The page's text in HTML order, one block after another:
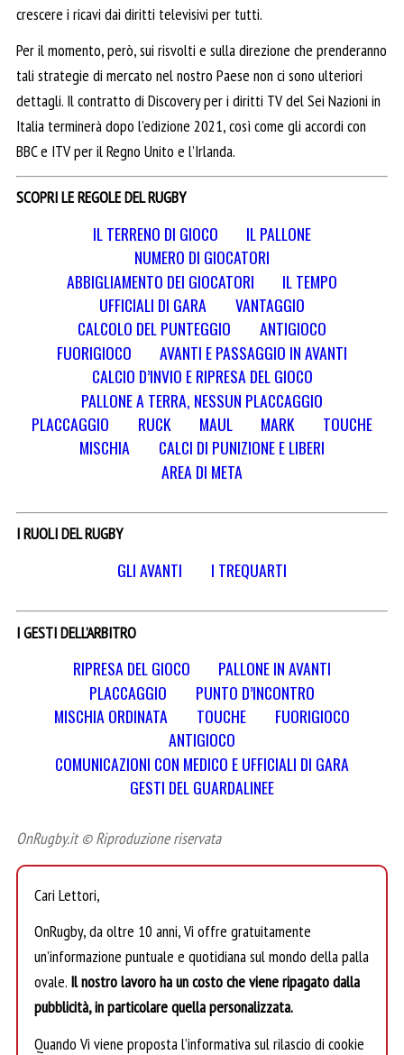
crescere i ricavi dai diritti televisivi per tutti.
Per il momento, però, sui risvolti e sulla direzione che prenderanno
tali strategie di mercato nel nostro Paese non ci sono ulteriori
dettagli. Il contratto di Discovery per i diritti TV del Sei Nazioni in
Italia terminerà dopo l’edizione 2021, così come gli accordi con
BBC e ITV per il Regno Unito e l’Irlanda.
SCOPRI LE REGOLE DEL RUGBY
IL TERRENO DI GIOCO
IL PALLONE
NUMERO DI GIOCATORI
ABBIGLIAMENTO DEI GIOCATORI
IL TEMPO
UFFICIALI DI GARA
VANTAGGIO
CALCOLO DEL PUNTEGGIO
ANTIGIOCO
FUORIGIOCO
AVANTI E PASSAGGIO IN AVANTI
CALCIO D’INVIO E RIPRESA DEL GIOCO
PALLONE A TERRA, NESSUN PLACCAGGIO
PLACCAGGIO
RUCK MAUL MARK
TOUCHE
MISCHIA
CALCI DI PUNIZIONE E LIBERI
AREA DI META
I RUOLI DEL RUGBY
GLI AVANTI I TREQUARTI
I GESTI DELL’ARBITRO
RIPRESA DEL GIOCO
PALLONE IN AVANTI
PLACCAGGIO
PUNTO D’INCONTRO
MISCHIA ORDINATA
TOUCHE
FUORIGIOCO
ANTIGIOCO
COMUNICAZIONI CON MEDICO E UFFICIALI DI GARA
GESTI DEL GUARDALINEE
OnRugby.it © Riproduzione riservata
Cari Lettori,
OnRugby, da oltre 10 anni, Vi offre gratuitamente
un’informazione puntuale e quotidiana sul mondo della palla
ovale. Il nostro lavoro ha un costo che viene ripagato dalla
pubblicità, in particolare quella personalizzata.
Quando Vi viene proposta l’informativa sul rilascio di cookie